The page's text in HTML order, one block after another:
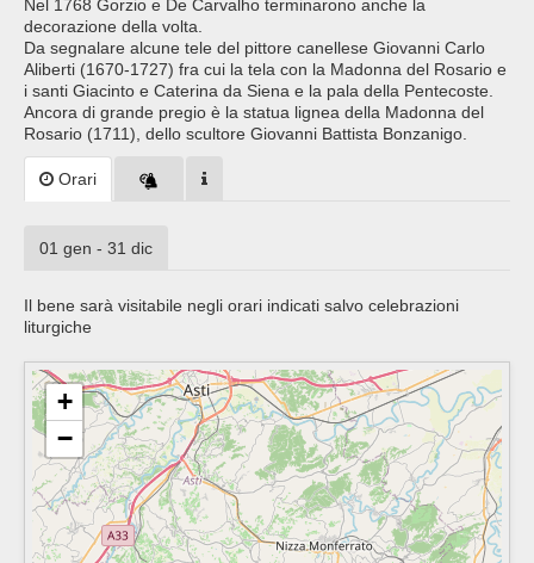
Nel 1768 Gorzio e De Carvalho terminarono anche la
decorazione della volta.
Da segnalare alcune tele del pittore canellese Giovanni Carlo
Aliberti (1670-1727) fra cui la tela con la Madonna del Rosario e
i santi Giacinto e Caterina da Siena e la pala della Pentecoste.
Ancora di grande pregio è la statua lignea della Madonna del
Rosario (1711), dello scultore Giovanni Battista Bonzanigo.
Orari
01 gen - 31 dic
Il bene sarà visitabile negli orari indicati salvo celebrazioni
liturgiche
+
−